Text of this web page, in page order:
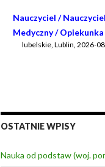
Nauczyciel /
Medyczny /
lubelskie, Lublin, 2026-
OSTATNIE WPISY
Nauka od podstaw (woj.